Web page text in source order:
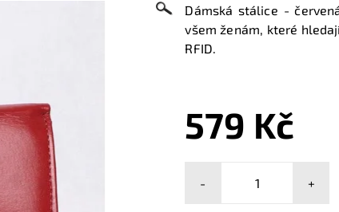
Dámská stálice -
všem ženám, které
RFID.
579 Kč
- +